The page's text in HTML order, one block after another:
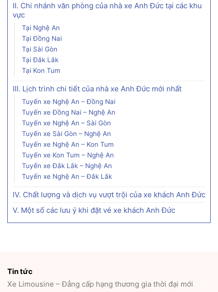
II. Chi nhánh văn phòng của nhà xe Anh Đức tại các khu
vực
Tại Nghệ An
Tại Đồng Nai
Tại Sài Gòn
Tại Đắk Lắk
Tại Kon Tum
III. Lịch trình chi tiết của nhà xe Anh Đức mới nhất
Tuyến xe Nghệ An – Đồng Nai
Tuyến xe Đồng Nai – Nghệ An
Tuyến xe Nghệ An – Sài Gòn
Tuyến xe Sài Gòn – Nghệ An
Tuyến xe Nghệ An – Kon Tum
Tuyến xe Kon Tum – Nghệ An
Tuyến xe Đắk Lắk – Nghệ An
Tuyến xe Nghệ An – Đắk Lắk
IV. Chất lượng và dịch vụ vượt trội của xe khách Anh Đức
V. Một số các lưu ý khi đặt vé xe khách Anh Đức
Tin tức
Xe Limousine – Đẳng cấp hạng thương gia thời đại mới